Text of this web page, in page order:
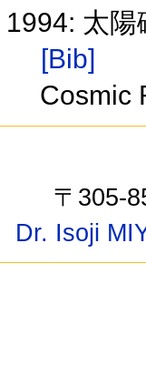
1994: 太
[Bib]
Cosmic
〒305-
Dr. Isoji